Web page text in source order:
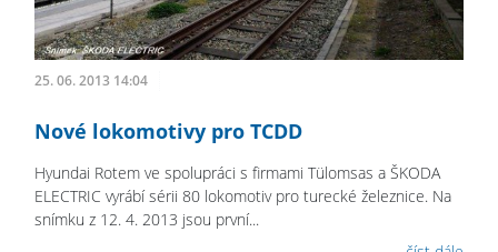
25. 06. 2013 14:04
Nové lokomotivy pro TCDD
Hyundai Rotem ve spolupráci s firmami Tülomsas a ŠKODA
ELECTRIC vyrábí sérii 80 lokomotiv pro turecké železnice. Na
snímku z 12. 4. 2013 jsou první...